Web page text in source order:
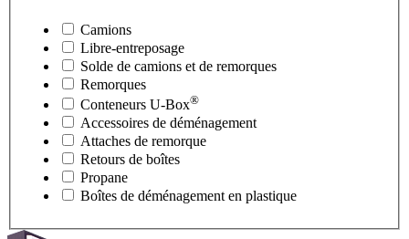
Camions
Libre-entreposage
Solde de camions et de remorques
Remorques
Conteneurs U-Box®
Accessoires de déménagement
Attaches de remorque
Retours de boîtes
Propane
Boîtes de déménagement en plastique